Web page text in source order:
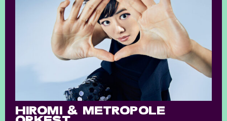
HIROMI & METROPOLE